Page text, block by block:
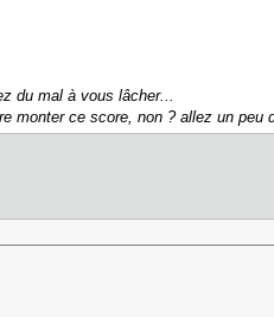
du mal à vous lâcher...
monter ce score, non ? allez un peu